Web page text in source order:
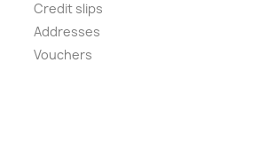
Credit slips
Addresses
Vouchers